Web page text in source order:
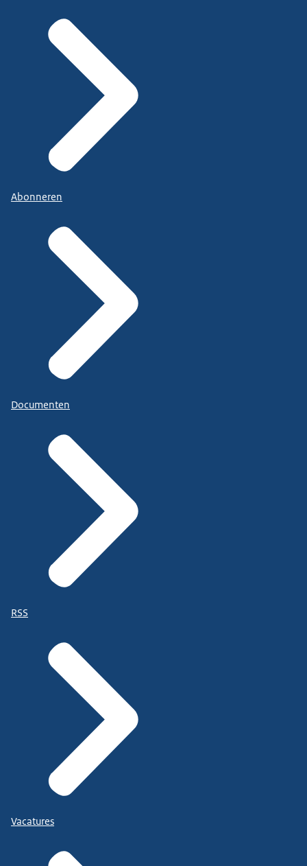
Abonneren
Documenten
RSS
Vacatures